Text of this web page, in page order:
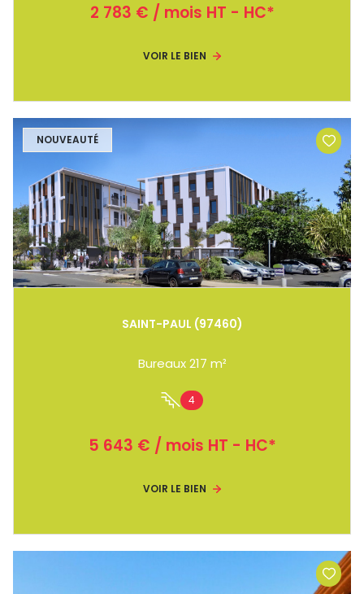
2 783 € / mois HT - HC*
VOIR LE BIEN
NOUVEAUTÉ
SAINT-PAUL (97460)
Bureaux 217 m²
4
5 643 € / mois HT - HC*
VOIR LE BIEN